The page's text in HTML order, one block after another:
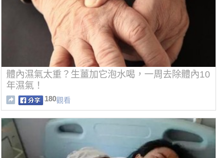
體內濕氣太重？生薑加它泡水喝，一周去除體內10
年濕氣！
180觀看